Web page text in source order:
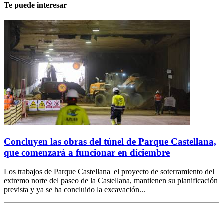
Te puede interesar
Concluyen las obras del túnel de Parque Castellana,
que comenzará a funcionar en diciembre
Los trabajos de Parque Castellana, el proyecto de soterramiento del
extremo norte del paseo de la Castellana, mantienen su planificación
prevista y ya se ha concluido la excavación...